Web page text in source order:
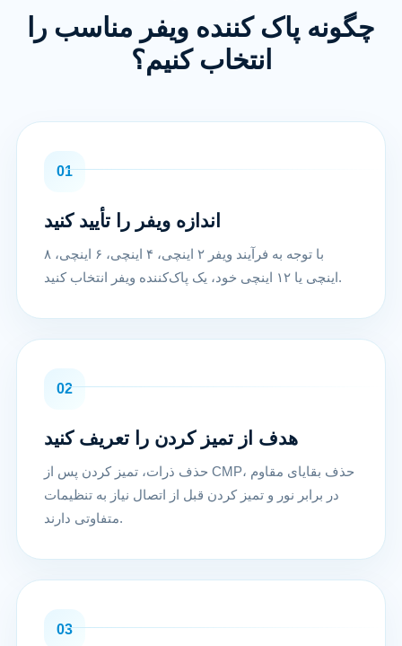
چگونه پاک کننده ویفر مناسب را
انتخاب کنیم؟
01
اندازه ویفر را تأیید کنید
با توجه به فرآیند ویفر ۲ اینچی، ۴ اینچی، ۶ اینچی، ۸
اینچی یا ۱۲ اینچی خود، یک پاک‌کننده ویفر انتخاب کنید.
02
هدف از تمیز کردن را تعریف کنید
حذف ذرات، تمیز کردن پس از CMP، حذف بقایای مقاوم
در برابر نور و تمیز کردن قبل از اتصال نیاز به تنظیمات
متفاوتی دارند.
03